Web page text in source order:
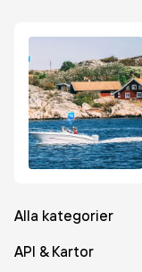
Alla kategorier
API & Kartor